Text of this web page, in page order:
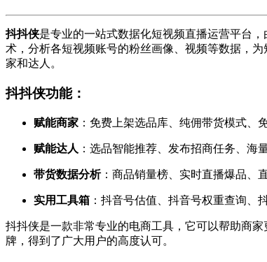
抖抖侠是专业的一站式数据化短视频直播运营平台
术，分析各短视频账号的粉丝画像、视频等数据，
家和达人。
抖抖侠功能：
赋能商家 ：免费上架选品库、纯佣带货模式、
赋能达人 ：选品智能推荐、发布招商任务、海
带货数据分析：商品销量榜、实时直播爆品、
实用工具箱 ：抖音号估值、抖音号权重查询、
抖抖侠是一款非常专业的电商工具，它可以帮助商
牌，得到了广大用户的高度认可。